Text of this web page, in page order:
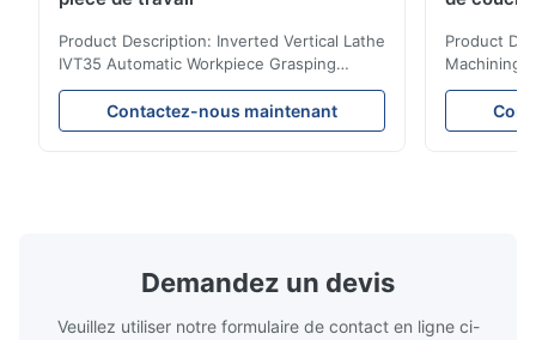
Product Description: Inverted Vertical Lathe
IVT35 Automatic Workpiece Grasping
Automated Production Line CNC Lathe
IVT35 automated production line stands
out with standardized modular design and
boring for multi-process machining. Ideal
Contactez-nous maintenant
Product
Machining
Mineral
Machining
for the
Demandez un devis
Veuillez utiliser notre formulaire de contact en ligne ci-